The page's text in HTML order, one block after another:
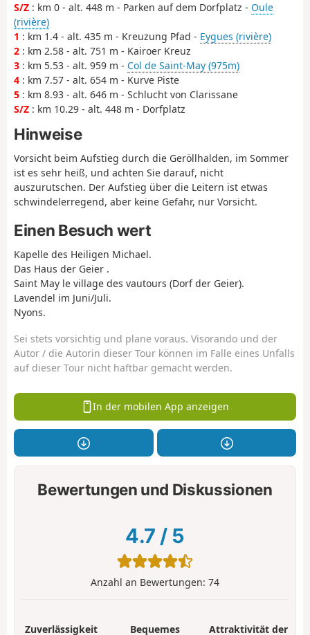
S/Z : km 0 - alt. 448 m - Parken auf dem Dorfplatz - Oule
(rivière)
1 : km 1.4 - alt. 435 m - Kreuzung Pfad - Eygues (rivière)
2 : km 2.58 - alt. 751 m - Kairoer Kreuz
3 : km 5.53 - alt. 959 m - Col de Saint-May (975m)
4 : km 7.57 - alt. 654 m - Kurve Piste
5 : km 8.93 - alt. 646 m - Schlucht von Clarissane
S/Z : km 10.29 - alt. 448 m - Dorfplatz
Hinweise
Vorsicht beim Aufstieg durch die Geröllhalden, im Sommer
ist es sehr heiß, und achten Sie darauf, nicht
auszurutschen. Der Aufstieg über die Leitern ist etwas
schwindelerregend, aber keine Gefahr, nur Vorsicht.
Einen Besuch wert
Kapelle des Heiligen Michael.
Das Haus der Geier .
Saint May le village des vautours (Dorf der Geier).
Lavendel im Juni/Juli.
Nyons.
Sei stets vorsichtig und plane voraus. Visorando und der
Autor / die Autorin dieser Tour können im Falle eines Unfalls
auf dieser Tour nicht haftbar gemacht werden.
In der mobilen App anzeigen
Bewertungen und Diskussionen
4.7 / 5
Anzahl an Bewertungen: 74
Zuverlässigkeit Bequemes Attraktivität der